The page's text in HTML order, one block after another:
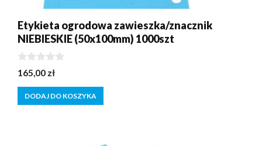
Etykieta ogrodowa zawieszka/znacznik
NIEBIESKIE (50x100mm) 1000szt
0
z
5
165,00 zł
DODAJ DO KOSZYKA